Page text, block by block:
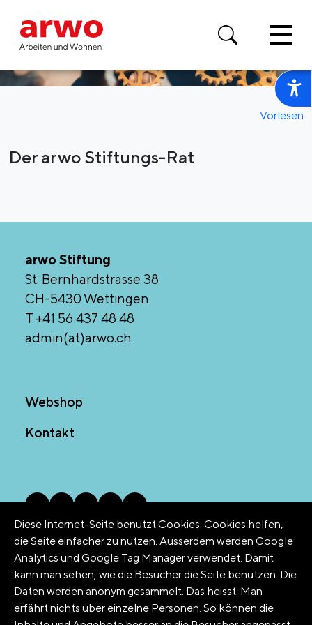
Diese Internet-Seite benutzt Cookies. Cookies helfen,
die Seite einfacher zu nutzen. Ausserdem werden Google
Analytics und Google Tag Manager verwendet. Damit
kann man sehen, wie die Besucher die Seite benutzen. Die
Daten werden anonym gesammelt. Das heisst: Man
erfährt nichts über einzelne Personen. So können die
Vorlesen
Der arwo Stiftungs-Rat
arwo Stiftung
St. Bernhardstrasse 38
CH-5430 Wettingen
T +41 56 437 48 48
admin(at)arwo.ch
Webshop
Kontakt
© 2026 arwo Stiftung